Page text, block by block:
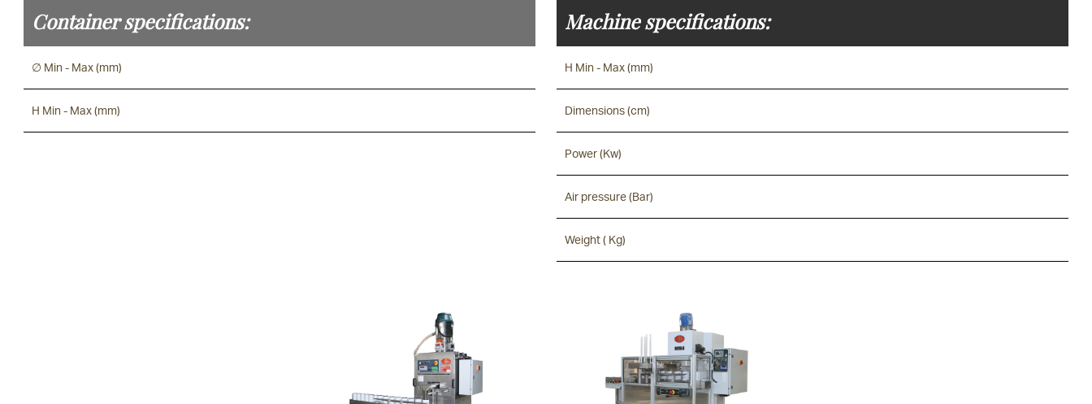
Container specifications:
∅ Min - Max (mm)
H Min - Max (mm)
Machine specifications:
H Min - Max (mm)
Dimensions (cm)
Power (Kw)
Air pressure (Bar)
Weight ( Kg)